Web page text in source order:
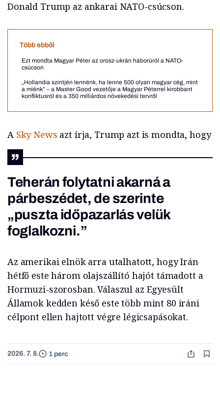
Donald Trump az ankarai NATO-csúcson.
Több ebből
Ezt mondta Magyar Péter az orosz-ukrán háborúról a NATO-
csúcson
„Hollandia szintjén lennénk, ha lenne 500 olyan magyar cég, mint
a miénk” – a Master Good vezetője a Magyar Péterrel kirobbant
konfliktusról és a 350 milliárdos növekedési tervről
A Sky News azt írja, Trump azt is mondta, hogy
Teherán folytatni akarná a
párbeszédet, de szerinte
„puszta időpazarlás velük
foglalkozni.”
Az amerikai elnök arra utalhatott, hogy Irán
hétfő este három olajszállító hajót támadott a
Hormuzi-szorosban. Válaszul az Egyesült
Államok kedden késő este több mint 80 iráni
célpont ellen hajtott végre légicsapásokat.
2026. 7. 8. 1 perc